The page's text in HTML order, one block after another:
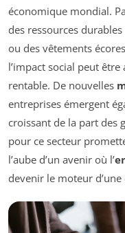
économique mondial.
des ressources
ou des vêtements
l’impact social peut être
rentable. De nouvelles
entreprises émergent
croissant de la part des
pour ce secteur
l’aube d’un avenir où l’
devenir le moteur